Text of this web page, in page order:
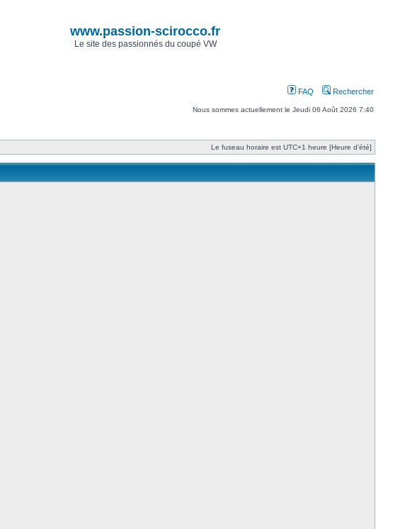
www.passion-scirocco.fr
Le site des passionnés du coupé VW
FAQ Rechercher
Nous sommes actuellement le Jeudi 06 Août 2026 7:40
Le fuseau horaire est UTC+1 heure [Heure d’été]